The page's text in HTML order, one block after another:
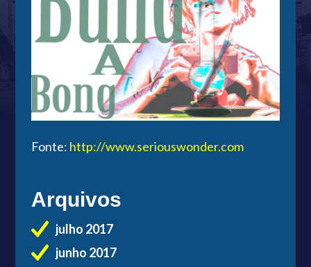
Fonte: http://www.seriouswonder.com
Arquivos
julho 2017
junho 2017